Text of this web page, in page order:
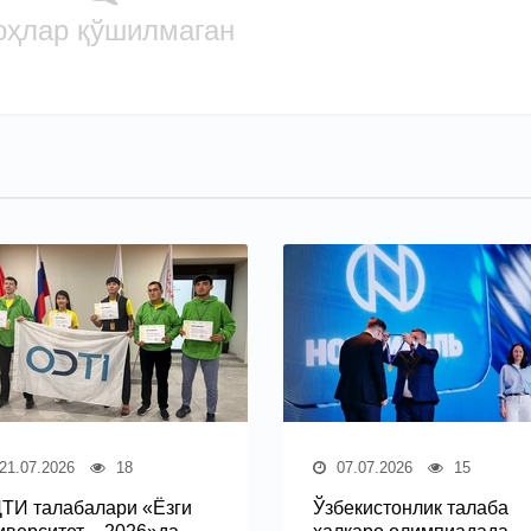
қўшилмаган
18
талабалари «Ёзги
07.07.2026 15
Ўзбекистонлик талаба